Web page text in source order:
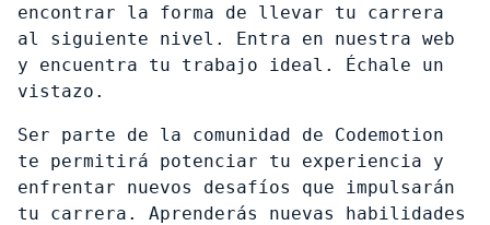
encontrar la forma de llevar tu carrera
al siguiente nivel. Entra en nuestra web
y encuentra tu trabajo ideal. Échale un
vistazo.
Ser parte de la comunidad de Codemotion
te permitirá potenciar tu experiencia y
enfrentar nuevos desafíos que impulsarán
tu carrera. Aprenderás nuevas habilidades